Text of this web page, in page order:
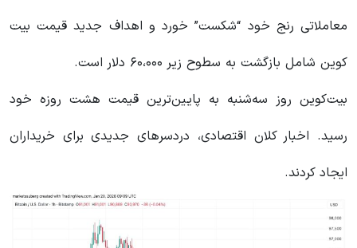
معاملاتی رنج خود “شکست” خورد و اهداف جدید قیمت بیت
کوین شامل بازگشت به سطوح زیر ۶۰،۰۰۰ دلار است.
بیت‌کوین روز سه‌شنبه به پایین‌ترین قیمت هشت روزه خود
رسید. اخبار کلان اقتصادی، دردسرهای جدیدی برای خریداران
ایجاد کردند.